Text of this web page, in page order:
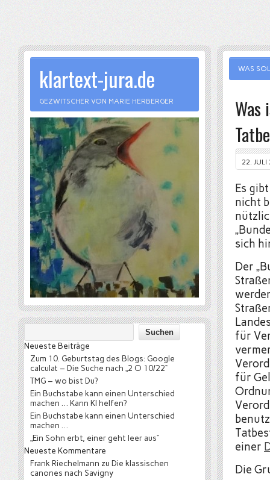
WAS
Was
22. JULI
Es
nicht
sich
Der
für
für
einer
Die
klartext-jura.de
GEZWITSCHER VON MARIE HERBERGER
Neueste Beiträge
Zum 10. Geburtstag des Blogs: Google
calculat – Die Suche nach „2 O 10/22“
TMG – wo bist Du?
Ein Buchstabe kann einen Unterschied
machen … Kann KI helfen?
Ein Buchstabe kann einen Unterschied
machen …
„Ein Sohn erbt, einer geht leer aus“
Neueste Kommentare
Frank Riechelmann zu Die klassischen
canones nach Savigny